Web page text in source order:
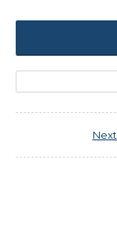
Next